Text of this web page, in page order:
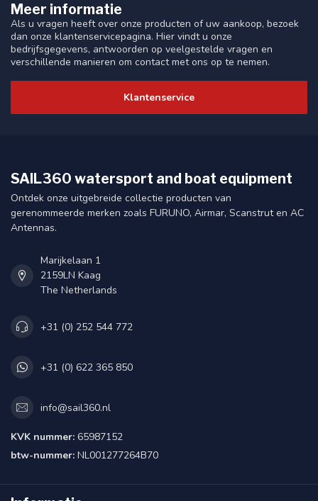
Meer informatie
Als u vragen heeft over onze producten of uw aankoop, bezoek
dan onze klantenservicepagina. Hier vindt u onze
bedrijfsgegevens, antwoorden op veelgestelde vragen en
verschillende manieren om contact met ons op te nemen.
Klantenservice
SAIL360 watersport and boat equipment
Ontdek onze uitgebreide collectie producten van
gerenommeerde merken zoals FURUNO, Airmar, Scanstrut en AC
Antennas.
Marijkelaan 1
2159LN Kaag
The Netherlands
+31 (0) 252 544 772
+31 (0) 622 365 850
info@sail360.nl
KVK nummer: 65987152
btw-nummer: NL001277264B70